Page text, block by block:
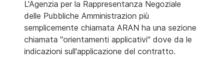
L'Agenzia per la Rappresentanza Negoziale
delle Pubbliche Amministrazion più
semplicemente chiamata ARAN ha una sezione
chiamata "orientamenti applicativi" dove da le
indicazioni sull'applicazione del contratto.